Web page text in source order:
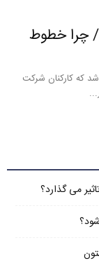
/ چرا خطوط
که کارکنان شرکت
می گذارد؟